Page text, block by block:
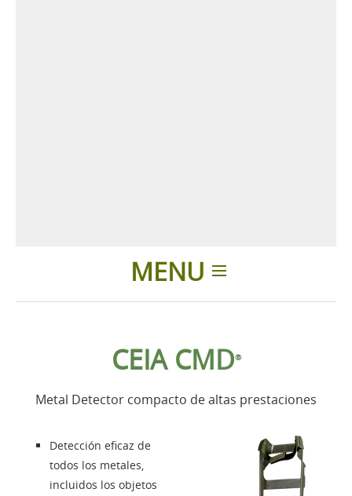
MENU
Presentación
CEIA CMD®
Metal Detector compacto de altas prestaciones
Detección eficaz de
todos los metales,
incluidos los objetos